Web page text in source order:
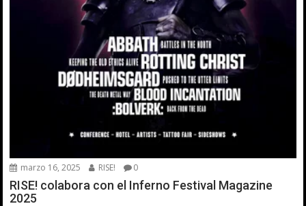
marzo 16, 2025 RISE! 0
RISE! colabora con el Inferno Festival Magazine
2025